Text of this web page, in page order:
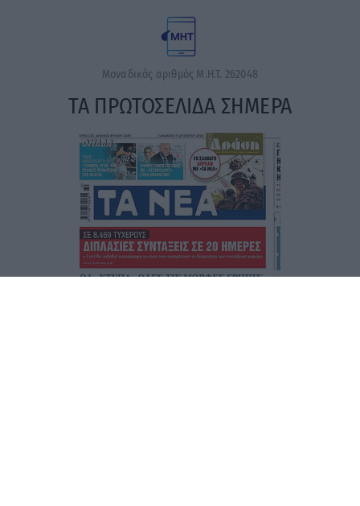
Μοναδικός αριθμός Μ.Η.Τ. 262048
ΤΑ ΠΡΩΤΟΣΕΛΙΔΑ ΣΗΜΕΡΑ